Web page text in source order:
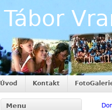
Tábor
Úvod Kontakt
Menu